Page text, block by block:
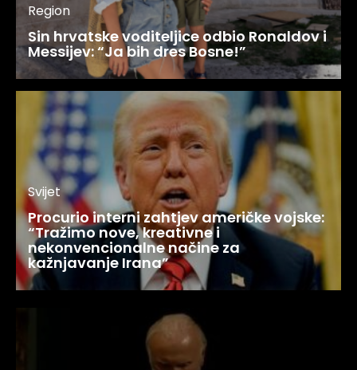
Region
Sin hrvatske voditeljice odbio Ronaldov i
Messijev: “Ja bih dres Bosne!”
Svijet
Procurio interni zahtjev američke vojske:
“Tražimo nove, kreativne i
nekonvencionalne načine za
kažnjavanje Irana”